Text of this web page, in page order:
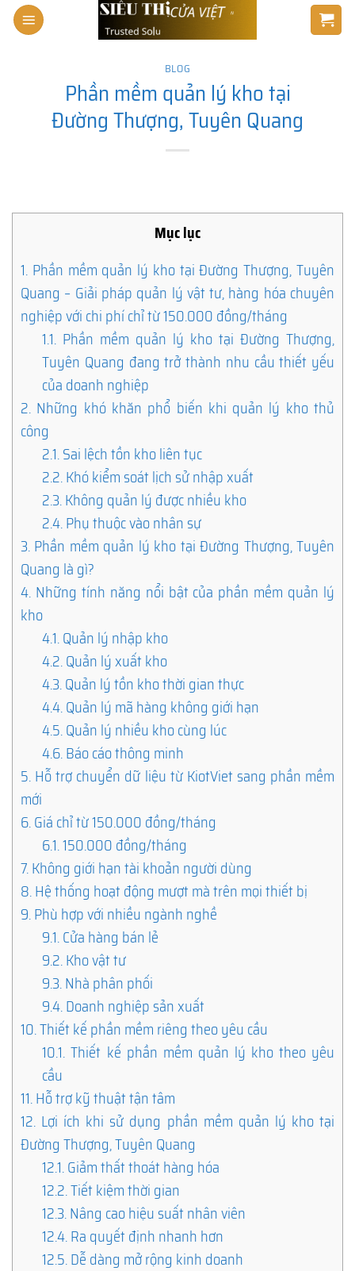
Skip
BLOG
Phần mềm quản lý kho tại
Đường Thượng, Tuyên Quang
Mục lục
1. Phần mềm quản lý kho tại Đường Thượng, Tuyên
Quang – Giải pháp quản lý vật tư, hàng hóa chuyên
nghiệp với chi phí chỉ từ 150.000 đồng/tháng
1.1. Phần mềm quản lý kho tại Đường Thượng,
Tuyên Quang đang trở thành nhu cầu thiết yếu
của doanh nghiệp
2. Những khó khăn phổ biến khi quản lý kho thủ
công
2.1.Sai lệch tồn kho liên tục
2.2.Khó kiểm soát lịch sử nhập xuất
2.3.Không quản lý được nhiều kho
2.4.Phụ thuộc vào nhân sự
3. Phần mềm quản lý kho tại Đường Thượng, Tuyên
Quang là gì?
4. Những tính năng nổi bật của phần mềm quản lý
kho
4.1.Quản lý nhập kho
4.2.Quản lý xuất kho
4.3.Quản lý tồn kho thời gian thực
4.4.Quản lý mã hàng không giới hạn
4.5.Quản lý nhiều kho cùng lúc
4.6.Báo cáo thông minh
5. Hỗ trợ chuyển dữ liệu từ KiotViet sang phần mềm
mới
6.Giá chỉ từ 150.000 đồng/tháng
6.1.150.000 đồng/tháng
7.Không giới hạn tài khoản người dùng
8.Hệ thống hoạt động mượt mà trên mọi thiết bị
9.Phù hợp với nhiều ngành nghề
9.1.Cửa hàng bán lẻ
9.2.Kho vật tư
9.3.Nhà phân phối
9.4.Doanh nghiệp sản xuất
10.Thiết kế phần mềm riêng theo yêu cầu
10.1. Thiết kế phần mềm quản lý kho theo yêu
cầu
11.Hỗ trợ kỹ thuật tận tâm
12. Lợi ích khi sử dụng phần mềm quản lý kho tại
Đường Thượng, Tuyên Quang
12.1.Giảm thất thoát hàng hóa
12.2.Tiết kiệm thời gian
12.3.Nâng cao hiệu suất nhân viên
12.4.Ra quyết định nhanh hơn
12.5.Dễ dàng mở rộng kinh doanh